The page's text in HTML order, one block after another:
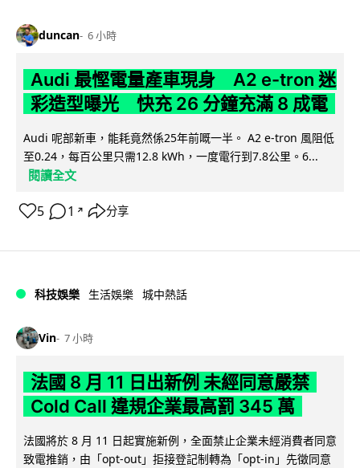
duncan 6 小時
Audi 最慳電量產車現身 A2 e-tron 迷
彩造型曝光 快充 26 分鐘充滿 8 成電
Audi 呢部新車，能耗竟然係25年前嘅一半。 A2 e-tron 風阻低
至0.24，每百公里只需12.8 kWh，一度電行到7.8公里。6...
閱讀全文
5 1 ↗ 分享
科技娛樂 生活娛樂 城中熱話
Vin 7 小時
法國 8 月 11 日出新例 未經同意嚴禁
Cold Call 違規企業最高罰 345 萬
法國將於 8 月 11 日起實施新例，全面禁止企業未經消費者同意
致電推銷，由「opt-out」拒接登記制轉為「opt-in」先徵同意